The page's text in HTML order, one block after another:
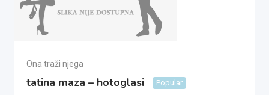
Ona traži njega
tatina maza – hotoglasi Popular